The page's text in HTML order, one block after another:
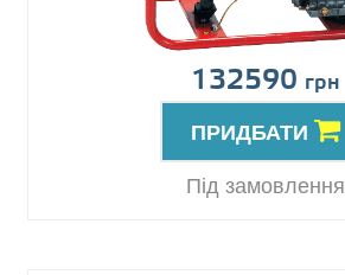
132590 грн
ПРИДБАТИ
Під замовлення